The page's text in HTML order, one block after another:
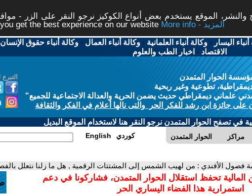
الموقع يستخدم بعض أنواع الكوكيز نرجو النقر على الزر -
get the best experience on our website
More info - المزيد
اليسار -وكالة أنباء العلمانية -وكالة أنباء العمال -وكالة أنباء حقوق الإنسان
الاقتصاد - اخبار الطب والعلوم
الحوار المتمدن
تطوعية وغير ربحية
علماني ديمقراطي حديث يضمن الحرية والعدالة الاجتماعية للجميع"
على جائزة ابن رشد للفكر الحر والتى نالها أعلام في الفكر والثقافة
في تصفح الحوار المتمدن نرجو النقر هنا لاستخدام الموقع البديل
الحوار المتمدن مراكز English كوردي
فصول الأفندي : من لهيب الشمس إلى المشتتات الرقمية , هل ما زلنا نتعلل
المالية تحفظ استقلال الحوار المتمدن، فشاركونا في دعم
استمرارية هذا الفضاء اليساري الحر